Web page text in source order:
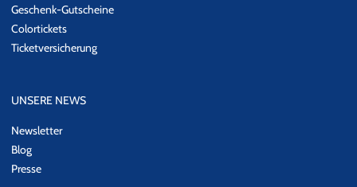
Geschenk-Gutscheine
Colortickets
Ticketversicherung
UNSERE NEWS
Newsletter
Blog
Presse